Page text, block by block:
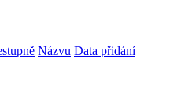
Názvu Data přidání